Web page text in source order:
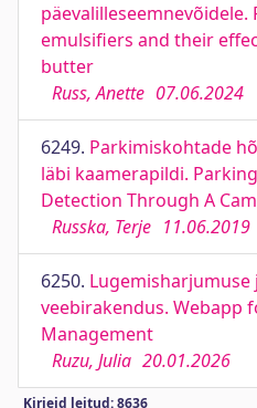
emulsifiers and their
butter
Russ, Anette 07.06.2024
6249. Parkimiskohtade
läbi kaamerapildi.
Detection Through A
Russka, Terje 11.06.2019
6250.
veebirakendus. Webapp
Management
Ruzu, Julia 20.01.2026
Kirjeid leitud: 8636